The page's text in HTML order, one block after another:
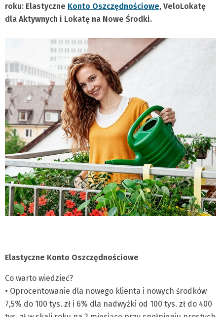
roku: Elastyczne Konto Oszczędnościowe, VeloLokatę
dla Aktywnych i Lokatę na Nowe Środki.
Elastyczne Konto Oszczędnościowe
Co warto wiedzieć?
• Oprocentowanie dla nowego klienta i nowych środków
7,5% do 100 tys. zł i 6% dla nadwyżki od 100 tys. zł do 400